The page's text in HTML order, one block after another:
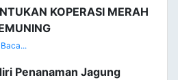
KOPERASI MERAH
Baca...
Penanaman Jagung